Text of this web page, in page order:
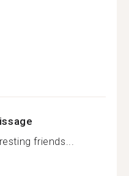
friends...